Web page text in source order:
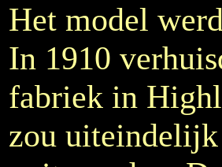
Het model
In 1910
fabriek in
zou uiteindelijk